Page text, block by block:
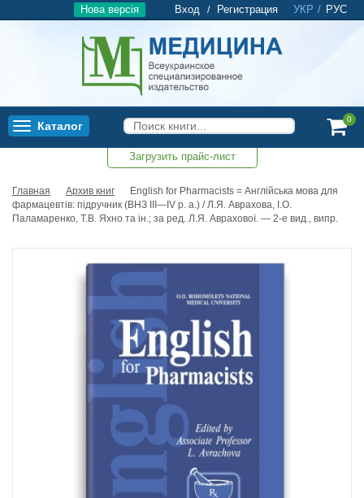
УКР / РУС
Вход / Регистрация
Нова версія
Toggle
Каталог
0
Загрузить прайс-лист
Главная Архив книг
English for Pharmacists = Англійська мова для
фармацевтів: підручник (ВНЗ ІІІ—ІV р. а.) / Л.Я. Аврахова, І.О.
Паламаренко, Т.В. Яхно та ін.; за ред. Л.Я. Аврахової. — 2-е вид., випр.